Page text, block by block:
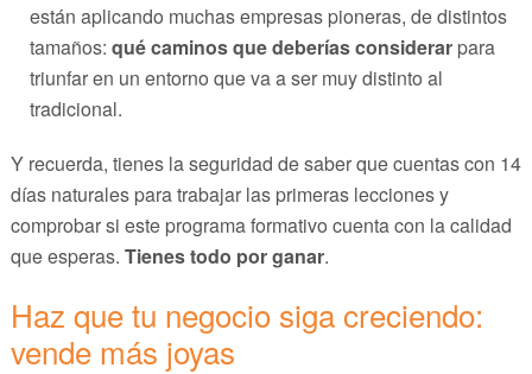
están aplicando muchas empresas pioneras, de distintos
tamaños: qué caminos que deberías considerar para
triunfar en un entorno que va a ser muy distinto al
tradicional.
Y recuerda, tienes la seguridad de saber que cuentas con 14
días naturales para trabajar las primeras lecciones y
comprobar si este programa formativo cuenta con la calidad
que esperas. Tienes todo por ganar.
Haz que tu negocio siga creciendo:
vende más joyas